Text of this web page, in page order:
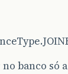
banco só a